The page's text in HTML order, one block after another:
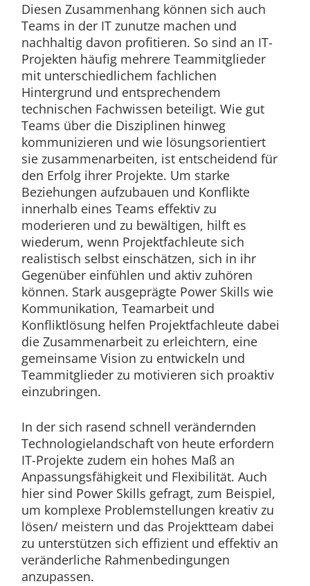
Diesen Zusammenhang können sich auch
Teams in der IT zunutze machen und
nachhaltig davon profitieren. So sind an IT-
Projekten häufig mehrere Teammitglieder
mit unterschiedlichem fachlichen
Hintergrund und entsprechendem
technischen Fachwissen beteiligt. Wie gut
Teams über die Disziplinen hinweg
kommunizieren und wie lösungsorientiert
sie zusammenarbeiten, ist entscheidend für
den Erfolg ihrer Projekte. Um starke
Beziehungen aufzubauen und Konflikte
innerhalb eines Teams effektiv zu
moderieren und zu bewältigen, hilft es
wiederum, wenn Projektfachleute sich
realistisch selbst einschätzen, sich in ihr
Gegenüber einfühlen und aktiv zuhören
können. Stark ausgeprägte Power Skills wie
Kommunikation, Teamarbeit und
Konfliktlösung helfen Projektfachleute dabei
die Zusammenarbeit zu erleichtern, eine
gemeinsame Vision zu entwickeln und
Teammitglieder zu motivieren sich proaktiv
einzubringen.
In der sich rasend schnell verändernden
Technologielandschaft von heute erfordern
IT-Projekte zudem ein hohes Maß an
Anpassungsfähigkeit und Flexibilität. Auch
hier sind Power Skills gefragt, zum Beispiel,
um komplexe Problemstellungen kreativ zu
lösen/ meistern und das Projektteam dabei
zu unterstützen sich effizient und effektiv an
veränderliche Rahmenbedingungen
anzupassen.